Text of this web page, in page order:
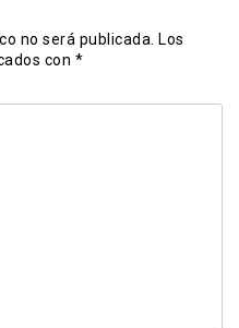
no será publicada. Los
con *